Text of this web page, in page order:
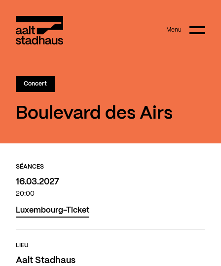
Main content Menu
Concert
Boulevard des Airs
SÉANCES
16.03.2027
20:00
Luxembourg-Ticket
LIEU
Aalt Stadhaus